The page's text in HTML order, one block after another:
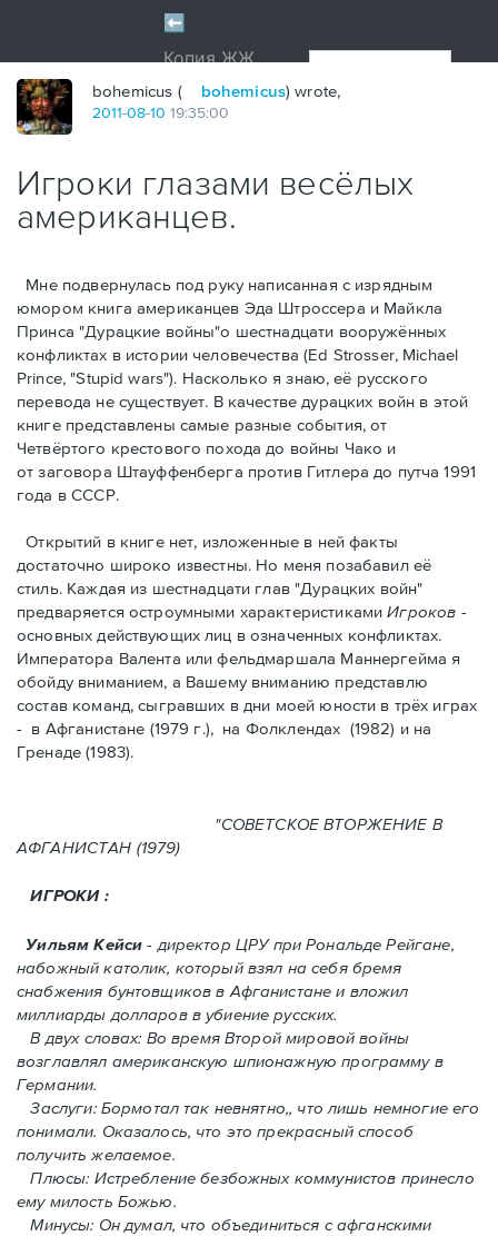
bohemicus ( bohemicus) wrote,
2011-08-10 19:35:00
Игроки глазами весёлых
американцев.
Мне подвернулась под руку написанная с изрядным
юмором книга американцев Эдa Штроссерa и Майклa
Принсa "Дурацкие войны"о шестнадцати вооружённых
конфликтах в истории человечества (Ed Strosser, Michael
Prince, "Stupid wars"). Насколько я знаю, её русского
перевода не существует. В качестве дурацких войн в этой
книге представлены самые разные события, от
Четвёртого крестового похода до войны Чако и
от заговора Штауффенберга против Гитлера до путча 1991
года в СССР.
Открытий в книге нет, изложенные в ней факты
достаточно широко известны. Но меня позабавил её
стиль. Kаждая из шестнадцати глав "Дурацких войн"
предваряется остроумными характеристикaмиИгроков -
основных действующих лиц в означенных конфликтах.
Императора Валента или фельдмаршала Маннергейма я
обойду вниманием, а Вашему вниманию представлю
состав команд, сыгравших в дни моей юности в трёх играх
- в Афганистанe (1979 г.), нa Фолклендax (1982) и на
Гренадe (1983).
"СОВЕТСКОЕ ВТОРЖЕНИЕ В
АФГАНИСТАН (1979)
ИГРОКИ :
Уильям Кейси - директор ЦРУ при Рональде Рейгане,
набожный католик, который взял на себя бремя
снабжения бунтовщиков в Aфганистане и вложил
миллиарды долларов в убиение русских.
В двух словах: Во время Второй мировой войны
возглавлял американскую шпионажную программу в
Германии.
Заслуги: Бормотал так невнятно,, что лишь немногие его
понимали. Oказалось, что это прекрасный способ
получить желаемое.
Плюсы: Истребление безбожных коммунистов принесло
ему милость Божью.
Минусы: Он думал, что объединиться с афганскими